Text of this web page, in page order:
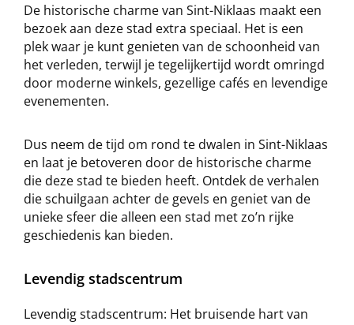
De historische charme van Sint-Niklaas maakt een
bezoek aan deze stad extra speciaal. Het is een
plek waar je kunt genieten van de schoonheid van
het verleden, terwijl je tegelijkertijd wordt omringd
door moderne winkels, gezellige cafés en levendige
evenementen.
Dus neem de tijd om rond te dwalen in Sint-Niklaas
en laat je betoveren door de historische charme
die deze stad te bieden heeft. Ontdek de verhalen
die schuilgaan achter de gevels en geniet van de
unieke sfeer die alleen een stad met zo’n rijke
geschiedenis kan bieden.
Levendig stadscentrum
Levendig stadscentrum: Het bruisende hart van